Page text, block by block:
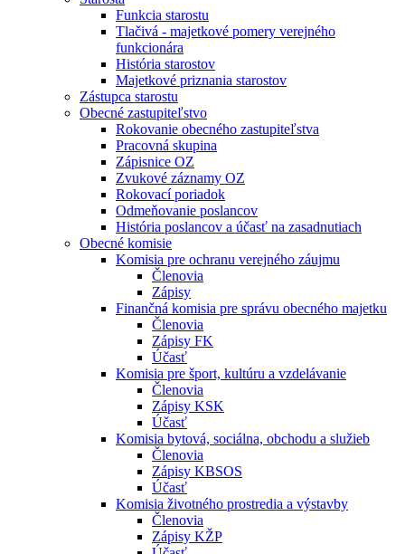
Funkcia starostu
Tlačivá - majetkové pomery verejného
funkcionára
História starostov
Majetkové priznania starostov
Zástupca starostu
Obecné zastupiteľstvo
Rokovanie obecného zastupiteľstva
Pracovná skupina
Zápisnice OZ
Zvukové záznamy OZ
Rokovací poriadok
Odmeňovanie poslancov
História poslancov a účasť na zasadnutiach
Obecné komisie
Komisia pre ochranu verejného záujmu
Členovia
Zápisy
Finančná komisia pre správu obecného majetku
Členovia
Zápisy FK
Účasť
Komisia pre šport, kultúru a vzdelávanie
Členovia
Zápisy KSK
Účasť
Komisia bytová, sociálna, obchodu a služieb
Členovia
Zápisy KBSOS
Účasť
Komisia životného prostredia a výstavby
Členovia
Zápisy KŽP